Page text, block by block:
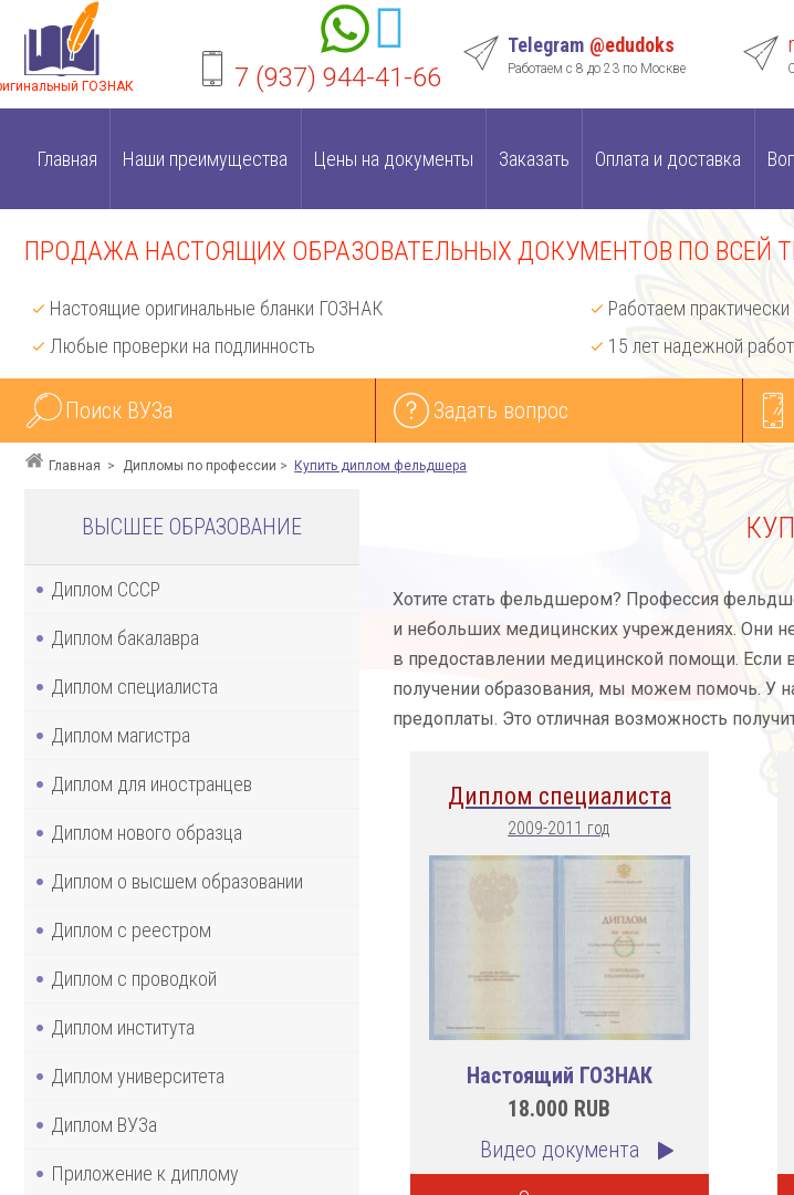
ГОЗНАК 7 (937) 944-41-66
Telegram @edudoks
Работаем с 8 до 23 по Москве
Главная Наши преимущества Цены на документы Заказать Оплата и доставка
ПРОДАЖА НАСТОЯЩИХ ОБРАЗОВАТЕЛЬНЫХ ДОКУМЕНТОВ ПО ВСЕЙ
Настоящие оригинальные бланки ГОЗНАК
Любые проверки на подлинность
Работаем
15 лет надежной
Поиск ВУЗа Задать вопрос
Главная Дипломы по профессии Купить диплом фельдшера
ВЫСШЕЕ ОБРАЗОВАНИЕ
Диплом СССР
Диплом бакалавра
Диплом специалиста
Диплом магистра
Диплом для иностранцев
Диплом нового образца
Диплом о высшем образовании
Диплом с реестром
Диплом с проводкой
Диплом института
Диплом университета
Диплом ВУЗа
Приложение к диплому
Хотите стать фельдшером? Профессия
и небольших медицинских учреждениях. Они
в предоставлении медицинской помощи. Если
получении образования, мы можем помочь. У
предоплаты. Это отличная возможность
Диплом специалиста
2009-2011 год
Настоящий ГОЗНАК
18.000 RUB
Видео документа